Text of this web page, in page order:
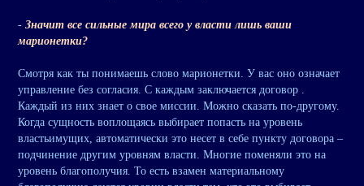
- Значит все сильные мира всего у власти лишь ваши
марионетки?
Смотря как ты понимаешь слово марионетки. У вас оно означает
управление без согласия. С каждым заключается договор .
Каждый из них знает о свое миссии. Можно сказать по-другому.
Когда сущность воплощаясь выбирает попасть на уровень
властьимущих, автоматически это несет в себе пункту договора –
подчинение другим уровням власти. Многие поменяли это на
уровень благополучия. То есть взамен материальному